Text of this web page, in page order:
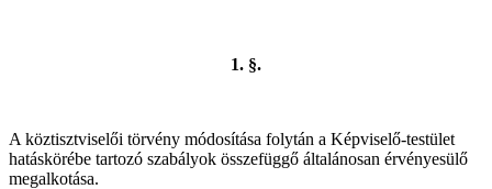
1. §.
A köztisztviselői törvény módosítása folytán a Képviselő-testület
hatáskörébe tartozó szabályok összefüggő általánosan érvényesülő
megalkotása.